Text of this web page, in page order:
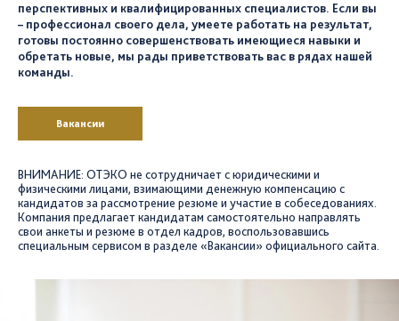
перспективных и квалифицированных специалистов. Если вы
– профессионал своего дела, умеете работать на результат,
готовы постоянно совершенствовать имеющиеся навыки и
обретать новые, мы рады приветствовать вас в рядах нашей
команды.
Вакансии
ВНИМАНИЕ: ОТЭКО не сотрудничает с юридическими и
физическими лицами, взимающими денежную компенсацию с
кандидатов за рассмотрение резюме и участие в собеседованиях.
Компания предлагает кандидатам самостоятельно направлять
свои анкеты и резюме в отдел кадров, воспользовавшись
специальным сервисом в разделе «Вакансии» официального сайта.